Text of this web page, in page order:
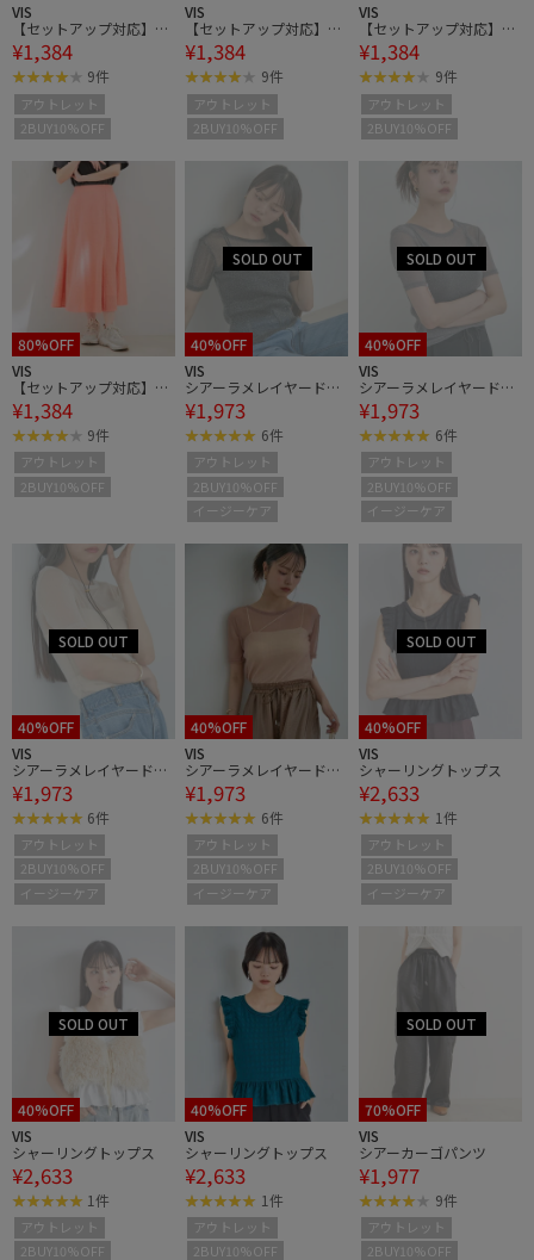
VIS
【セットアップ対応】幾
何学レースマーメイドス
カート
¥1,384
9件
アウトレット
2BUY10%OFF
VIS
【セットアップ対応】幾
何学レースマーメイドス
カート
¥1,384
9件
アウトレット
2BUY10%OFF
VIS
【セットアップ対応】幾
何学レースマーメイドス
カート
¥1,384
9件
アウトレット
2BUY10%OFF
80%OFF
VIS
【セットアップ対応】幾
何学レースマーメイドス
カート
¥1,384
9件
アウトレット
2BUY10%OFF
40%OFF
VIS
シアーラメレイヤードT
シャツ
¥1,973
6件
アウトレット
2BUY10%OFF
イージーケア
40%OFF
VIS
シアーラメレイヤードT
シャツ
¥1,973
6件
アウトレット
2BUY10%OFF
イージーケア
40%OFF
VIS
シアーラメレイヤードT
シャツ
¥1,973
6件
アウトレット
2BUY10%OFF
イージーケア
40%OFF
VIS
シアーラメレイヤードT
シャツ
¥1,973
6件
アウトレット
2BUY10%OFF
イージーケア
40%OFF
VIS
シャーリングトップス
¥2,633
1件
アウトレット
2BUY10%OFF
イージーケア
40%OFF
VIS
シャーリングトップス
¥2,633
1件
アウトレット
2BUY10%OFF
40%OFF
VIS
シャーリングトップス
¥2,633
1件
アウトレット
2BUY10%OFF
70%OFF
VIS
シアーカーゴパンツ
¥1,977
9件
アウトレット
2BUY10%OFF